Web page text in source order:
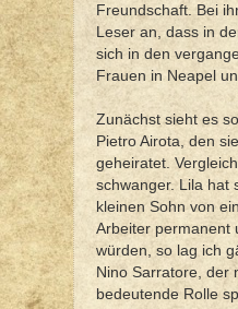
Freundschaft. Bei
Leser an, dass in
sich in den
Frauen in Neapel
Zunächst sieht es
Pietro Airota, den
geheiratet.
schwanger. Lila hat
kleinen Sohn von
Arbeiter permanent
würden, so lag ich
Nino Sarratore, der
bedeutende Rolle